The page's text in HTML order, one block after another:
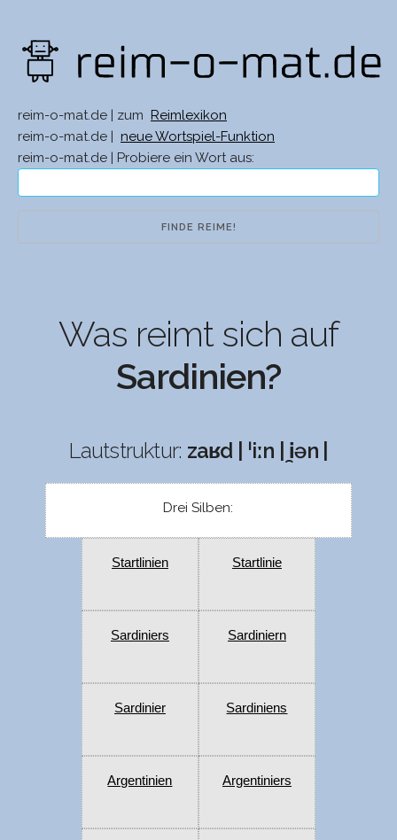
reim-o-mat.de | zum
Reimlexikon
reim-o-mat.de |
neue Wortspiel-Funktion
reim-o-mat.de | Probiere ein Wort aus:
Was reimt sich auf
Sardinien?
Lautstruktur: zaʁd | ˈiːn | i̯ən |
Drei Silben:
Startlinien Startlinie
Sardiniers Sardiniern
Sardinier Sardiniens
Argentinien Argentiniers